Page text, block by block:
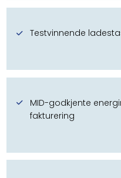
Testvinnende
MID-godkjente
fakturering